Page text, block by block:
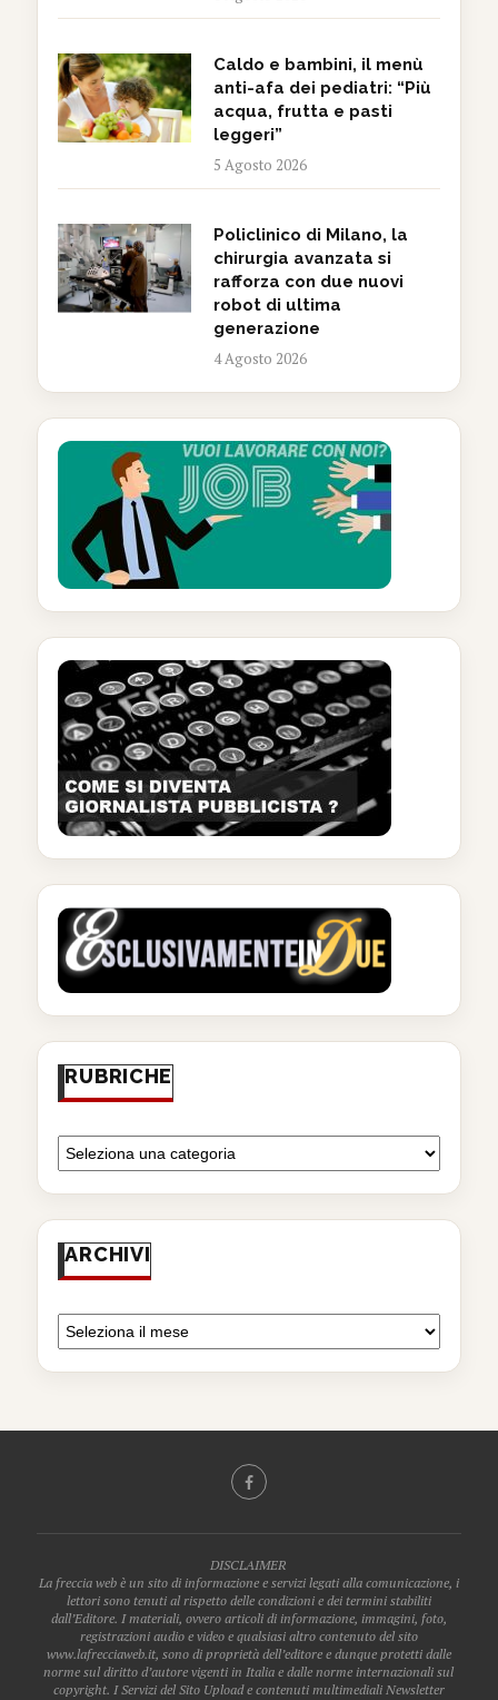
Caldo e bambini, il menù
anti-afa dei pediatri: “Più
acqua, frutta e pasti
leggeri”
5 Agosto 2026
Policlinico di Milano, la
chirurgia avanzata si
rafforza con due nuovi
robot di ultima
generazione
4 Agosto 2026
RUBRICHE
ARCHIVI
DISCLAIMER
La freccia web è un sito di informazione e servizi legati alla comunicazione, i
lettori sono tenuti al rispetto delle condizioni e dei termini stabiliti
dall’Editore. I materiali, ovvero articoli di informazione, immagini, foto,
registrazioni audio e video e qualsiasi altro contenuto del sito
www.lafrecciaweb.it, sono di proprietà dell’editore e dunque protetti dalle
norme sul diritto d’autore vigenti in Italia e dalle norme internazionali sul
copyright. I Servizi del Sito Upload e contenuti multimediali Newsletter